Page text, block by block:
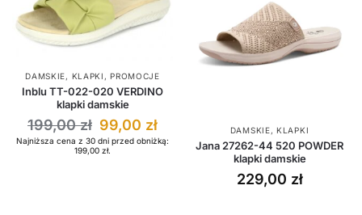
DAMSKIE, KLAPKI ,PROMOCJE
Inblu TT-022-020 VERDINO
klapki damskie
199,00zł 99,00 zł
Najniższa cena z 30 dni przed obniżką:
199,00 zł.
DAMSKIE,KLAPKI
Jana 27262-44 520 POWDER
klapki damskie
229,00 zł